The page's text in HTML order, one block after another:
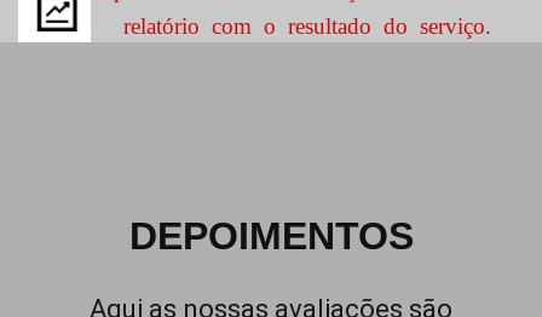
relatório com o resultado do serviço.
DEPOIMENTOS
Aqui as nossas avaliações são